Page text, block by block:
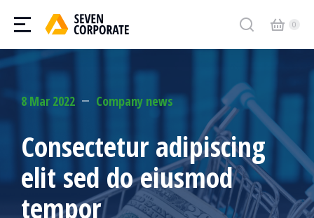
8 Mar 2022 Company news
Consectetur adipiscing
elit sed do eiusmod
tempor